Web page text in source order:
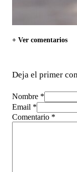
+ Ver comentarios
Deja el primer
Nombre *
Email *
Comentario *